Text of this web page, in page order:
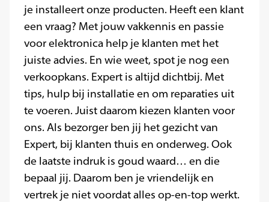
je installeert onze producten. Heeft een klant
een vraag? Met jouw vakkennis en passie
voor elektronica help je klanten met het
juiste advies. En wie weet, spot je nog een
verkoopkans. Expert is altijd dichtbij. Met
tips, hulp bij installatie en om reparaties uit
te voeren. Juist daarom kiezen klanten voor
ons. Als bezorger ben jij het gezicht van
Expert, bij klanten thuis en onderweg. Ook
de laatste indruk is goud waard… en die
bepaal jij. Daarom ben je vriendelijk en
vertrek je niet voordat alles op-en-top werkt.